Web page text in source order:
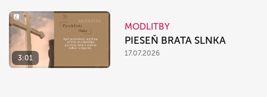
3:01
MODLITBY
PIESEŇ BRATA SLNKA
17.07.2026